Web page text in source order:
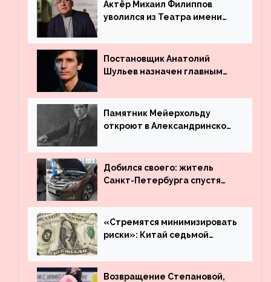
Актёр Михаил Филиппов
уволился из Театра имени
Постановщик Анатолий
Шульев назначен главным
Вахтангова
Памятник Мейерхольду
откроют в Александринском
Добился своего: житель
Санкт-Петербурга спустя
угнанную в Казахстан
машину
«Стремятся минимизировать
риски»: Китай седьмой
деньги из американского
госдолга
Возвращение Степановой,